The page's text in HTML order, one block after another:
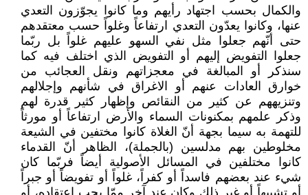
والكمال بحسب اجتهاد رأيهم وما كانوا يجوّزون التعدي
عنها، وكانوا يعدّون التعدي ارتفاعاً وغلواً حسب معتقدهم
حتى أنّهم جعلوا مثل نفي السهو عليهم غلواً بل ربّما
جعلوا التفويض إليهم أو التفويض الذي اختلف فيه كما
سنذكر أو المبالغة في معجزاتهم ونقل العجائب من
خوارق العادات عنهم أو الاغراق في شأنهم وإجلالهم
وتنزيههم عن كثير من النقائص وإظهار كثير قدرة لهم
وذكر علمهم بمكنونات السماء والأرض ارتفاعاً أو مورثاً
للتهمة به سيما بجهة أنّ الغلاة كانوا مختفين في الشيعة
مخلوطين بهم مدلسين (بالجملة)، الظاهر أنّ القدماء
كانوا مختلفين في المسائل الأصولية أيضاً فربّما كان
شيء عند بعضهم فاسداً أو كفراً، غلواً أو تفويضاً أو جبراً